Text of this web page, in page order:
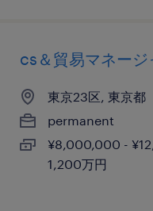
cs＆貿易マネージ
東京23区, 東京都
permanent
¥8,000,000 -
1,200万円